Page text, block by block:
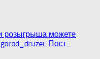
розыгрыша можете
Пост...